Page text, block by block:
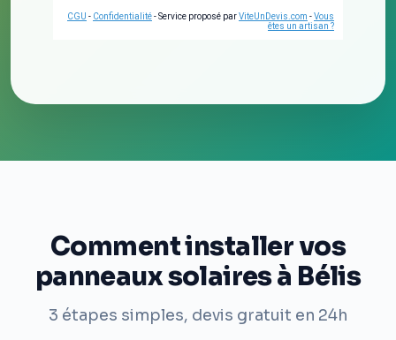
CGU - Confidentialité- Service proposé parViteUnDevis.com -Vous
êtes un artisan ?
Comment installer vos
panneaux solaires à Bélis
3 étapes simples, devis gratuit en 24h